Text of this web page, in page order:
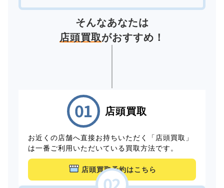
そんなあなたは
店頭買取がおすすめ！
店頭買取
お近くの店舗へ直接お持ちいただく「店頭買取」
は一番ご利用いただいている買取方法です。
店頭買取予約はこちら